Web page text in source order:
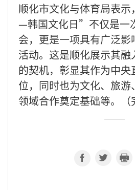
顺化市文化与体育局表
—韩国文化日”不仅是一
会，更是一项具有广泛
活动。这是顺化展示其
的契机，彰显其作为中
位，同时也为文化、旅
领域合作奠定基础等。（